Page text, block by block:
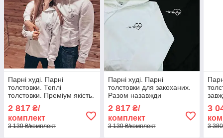
Парні худі. Парні
толстовки. Теплі
толстовки. Преміум якість.
2 817 ₴/
комплект
3 130 ₴/комплект
Парні худі. Парні
толстовки для закоханих.
Разом назавжди
2 817₴/
комплект
3 130 ₴/комплект
3
3